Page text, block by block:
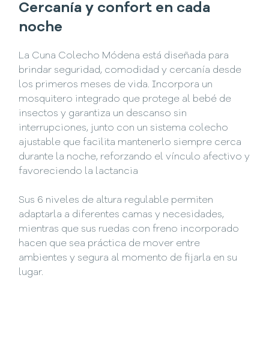
Cercanía y confort en cada
noche
La Cuna Colecho Módena está diseñada para
brindar seguridad, comodidad y cercanía desde
los primeros meses de vida. Incorpora un
mosquitero integrado que protege al bebé de
insectos y garantiza un descanso sin
interrupciones, junto con un sistema colecho
ajustable que facilita mantenerlo siempre cerca
durante la noche, reforzando el vínculo afectivo y
favoreciendo la lactancia
Sus 6 niveles de altura regulable permiten
adaptarla a diferentes camas y necesidades,
mientras que sus ruedas con freno incorporado
hacen que sea práctica de mover entre
ambientes y segura al momento de fijarla en su
lugar.